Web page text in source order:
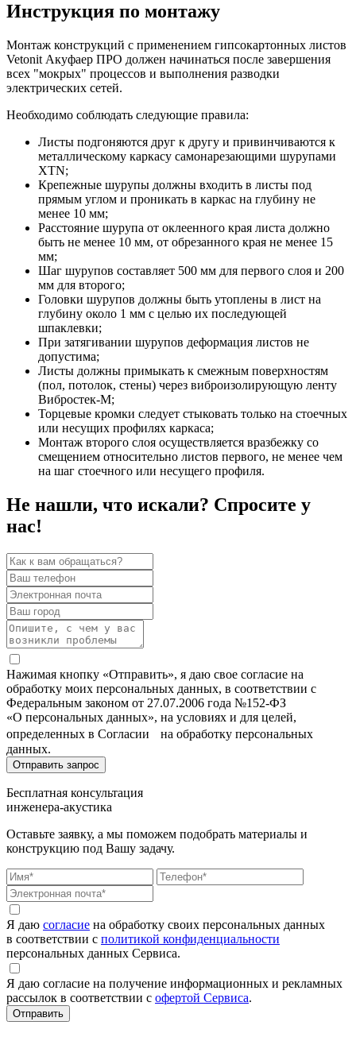
Инструкция по монтажу
Монтаж конструкций с применением гипсокартонных листов
Vetonit Акуфаер ПРО должен начинаться после завершения
всех "мокрых" процессов и выполнения разводки
электрических сетей.
Необходимо соблюдать следующие правила:
Листы подгоняются друг к другу и привинчиваются к
металлическому каркасу самонарезающими шурупами
XTN;
Крепежные шурупы должны входить в листы под
прямым углом и проникать в каркас на глубину не
менее 10 мм;
Расстояние шурупа от оклеенного края листа должно
быть не менее 10 мм, от обрезанного края не менее 15
мм;
Шаг шурупов составляет 500 мм для первого слоя и 200
мм для второго;
Головки шурупов должны быть утоплены в лист на
глубину около 1 мм с целью их последующей
шпаклевки;
При затягивании шурупов деформация листов не
допустима;
Листы должны примыкать к смежным поверхностям
(пол, потолок, стены) через виброизолирующую ленту
Вибростек-М;
Торцевые кромки следует стыковать только на стоечных
или несущих профилях каркаса;
Монтаж второго слоя осуществляется вразбежку со
смещением относительно листов первого, не менее чем
на шаг стоечного или несущего профиля.
Не нашли, что искали? Спросите у
нас!
Нажимая кнопку «Отправить», я даю свое согласие на
обработку моих персональных данных, в соответствии с
Федеральным законом от 27.07.2006 года №152-ФЗ
«О персональных данных», на условиях и для целей,
определенных в Согласии на обработку персональных
данных.
Бесплатная консультация
инженера-акустика
Оставьте заявку, а мы поможем подобрать материалы и
конструкцию под Вашу задачу.
Я даю согласие на обработку своих персональных данных
в соответствии с политикой конфиденциальности
персональных данных Сервиса.
Я даю согласие на получение информационных и рекламных
рассылок в соответствии с офертой Сервиса.